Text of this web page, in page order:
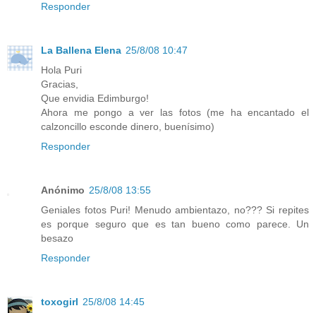
Responder
La Ballena Elena 25/8/08 10:47
Hola Puri
Gracias,
Que envidia Edimburgo!
Ahora me pongo a ver las fotos (me ha encantado el
calzoncillo esconde dinero, buenísimo)
Responder
Anónimo 25/8/08 13:55
Geniales fotos Puri! Menudo ambientazo, no??? Si repites
es porque seguro que es tan bueno como parece. Un
besazo
Responder
toxogirl 25/8/08 14:45